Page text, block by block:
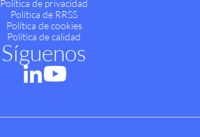
Política de privacidad
Política de RRSS
Política de cookies
Política de calidad
Síguenos